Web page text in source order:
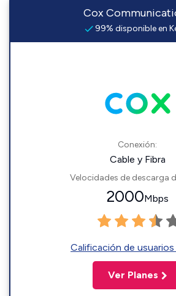
Cox
99% disponible en
Conexión:
Cable y Fibra
Velocidades de descarga
2000Mbps
Calificación de
Ver Planes